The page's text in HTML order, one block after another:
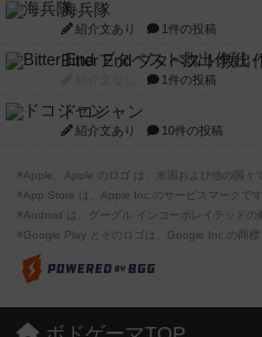
海兵隊
紹介文あり 1件の投稿
Bitter End ブタペスト救出
1件の投稿
ドコジャン
紹介文あり 10件の投稿
※Apple、Apple のロゴ は、米国および他の国々
※App Store は、Apple Inc.のサービスマークです
※Android は、グーグル インコーポレイテッドの
※Google Play とそのロゴは、Google Inc.の商標